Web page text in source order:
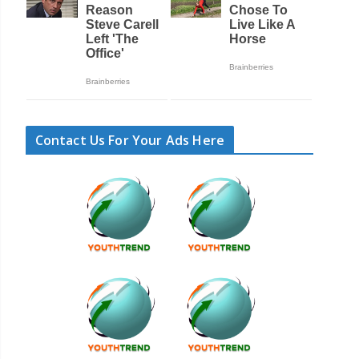
Contact Us For Your Ads Here